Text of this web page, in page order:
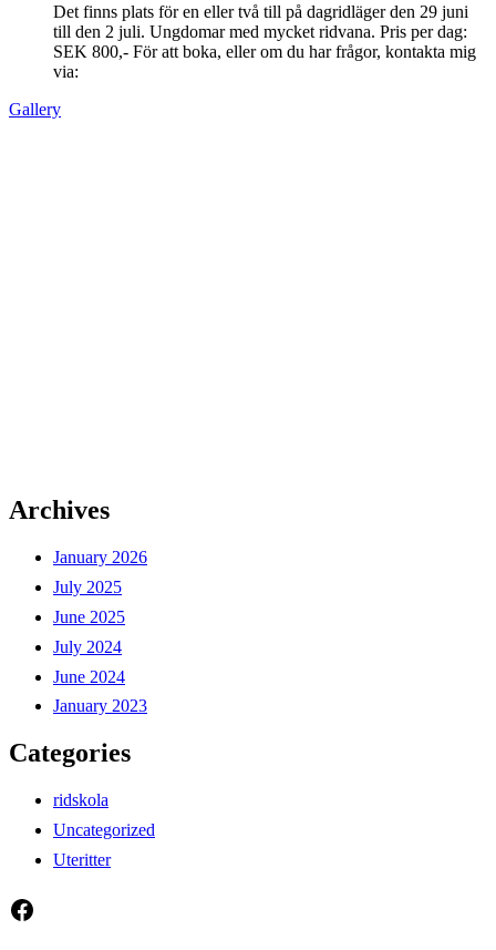
Det finns plats för en eller två till på dagridläger den 29 juni
till den 2 juli. Ungdomar med mycket ridvana. Pris per dag:
SEK 800,- För att boka, eller om du har frågor, kontakta mig
via:
Gallery
Archives
January 2026
July 2025
June 2025
July 2024
June 2024
January 2023
Categories
ridskola
Uncategorized
Uteritter
Facebook